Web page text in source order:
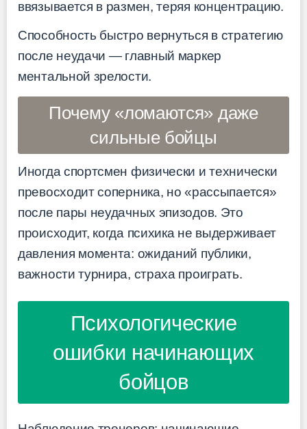
ввязывается в размен, теряя концентрацию.
Способность быстро вернуться в стратегию
после неудачи — главный маркер
ментальной зрелости.
Почему «ломаются» даже
сильные бойцы
Иногда спортсмен физически и технически
превосходит соперника, но «рассыпается»
после пары неудачных эпизодов. Это
происходит, когда психика не выдерживает
давления момента: ожиданий публики,
важности турнира, страха проиграть.
Психологические
ошибки начинающих
бойцов